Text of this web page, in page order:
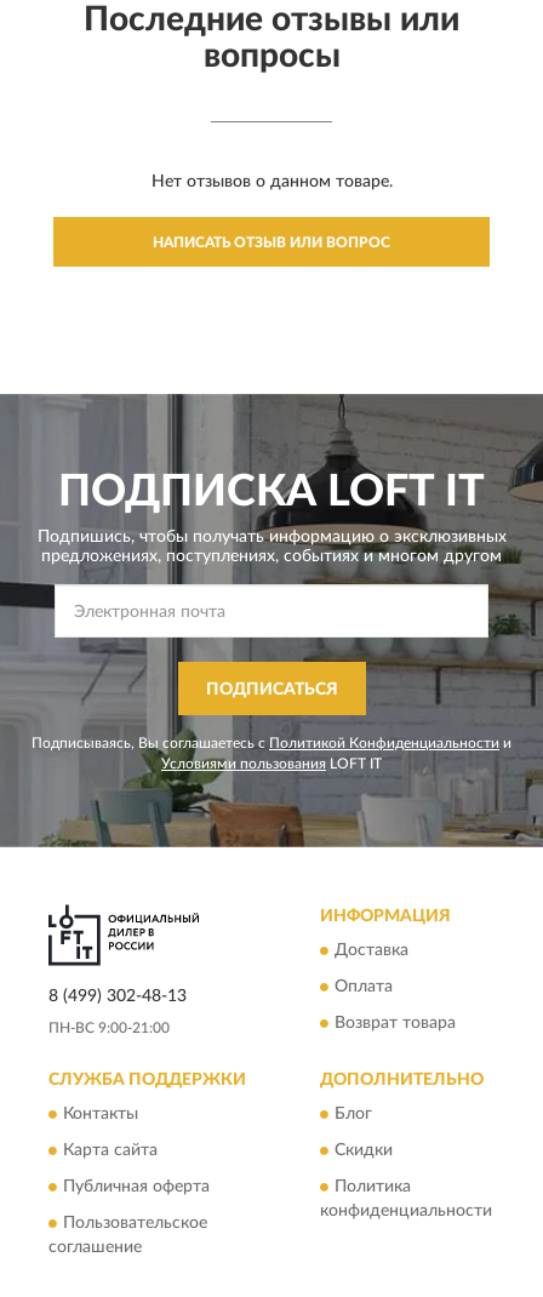
Последние отзывы или
вопросы
Нет отзывов о данном товаре.
НАПИСАТЬ ОТЗЫВ ИЛИ ВОПРОС
ПОДПИСКА LOFT IT
Подпишись, чтобы получать информацию о эксклюзивных
предложениях, поступлениях, событиях и многом другом
ПОДПИСАТЬСЯ
Подписываясь, Вы соглашаетесь с Политикой Конфиденциальности и
Условиями пользования LOFT IT
8 (499) 302-48-13
ПН-ВС 9:00-21:00
ИНФОРМАЦИЯ
Доставка
Оплата
Возврат товара
СЛУЖБА ПОДДЕРЖКИ
Контакты
Карта сайта
Публичная оферта
Пользовательское
соглашение
ДОПОЛНИТЕЛЬНО
Блог
Скидки
Политика
конфиденциальности